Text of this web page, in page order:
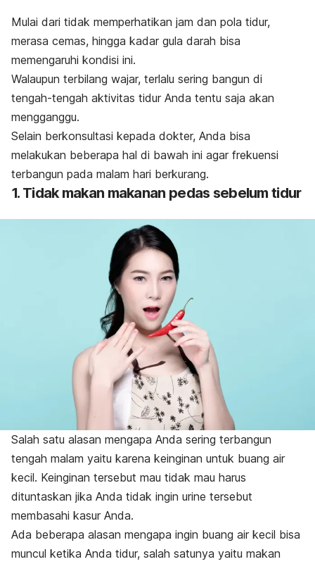
Mulai dari tidak memperhatikan jam dan pola tidur,
merasa cemas, hingga kadar gula darah bisa
memengaruhi kondisi ini.
Walaupun terbilang wajar, terlalu sering bangun di
tengah-tengah aktivitas tidur Anda tentu saja akan
mengganggu.
Selain berkonsultasi kepada dokter, Anda bisa
melakukan beberapa hal di bawah ini agar frekuensi
terbangun pada malam hari berkurang.
1. Tidak makan makanan pedas sebelum tidur
Salah satu alasan mengapa Anda sering terbangun
tengah malam yaitu karena keinginan untuk buang air
kecil. Keinginan tersebut mau tidak mau harus
dituntaskan jika Anda tidak ingin urine tersebut
membasahi kasur Anda.
Ada beberapa alasan mengapa ingin buang air kecil bisa
muncul ketika Anda tidur, salah satunya yaitu makan